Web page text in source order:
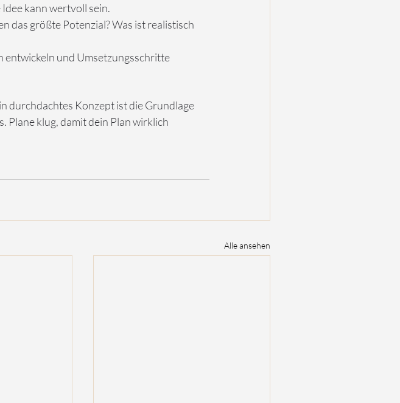
kann wertvoll sein.
das größte Potenzial? Was ist realistisch
entwickeln und Umsetzungsschritte
Plane klug, damit dein Plan wirklich
Alle ansehen